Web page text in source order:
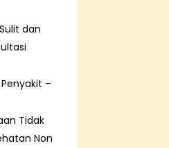
dan
–
Tidak
Non